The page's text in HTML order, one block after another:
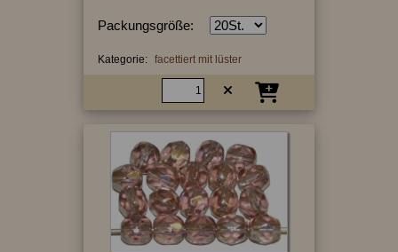
Packungsgröße:
Kategorie: facettiert mit lüster